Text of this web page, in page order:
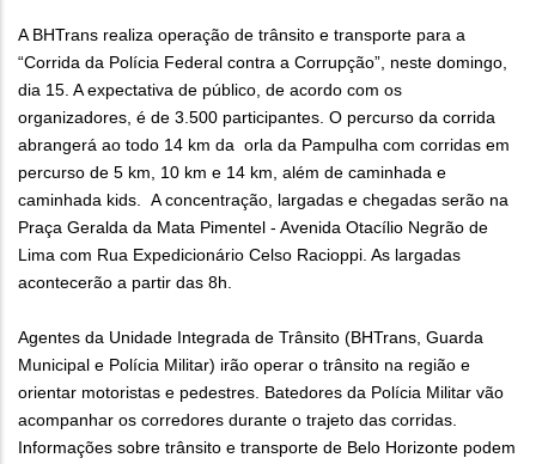
A BHTrans realiza operação de trânsito e transporte para a
“Corrida da Polícia Federal contra a Corrupção”, neste domingo,
dia 15. A expectativa de público, de acordo com os
organizadores, é de 3.500 participantes. O percurso da corrida
abrangerá ao todo 14 km da orla da Pampulha com corridas em
percurso de 5 km, 10 km e 14 km, além de caminhada e
caminhada kids. A concentração, largadas e chegadas serão na
Praça Geralda da Mata Pimentel - Avenida Otacílio Negrão de
Lima com Rua Expedicionário Celso Racioppi. As largadas
acontecerão a partir das 8h.
Agentes da Unidade Integrada de Trânsito (BHTrans, Guarda
Municipal e Polícia Militar) irão operar o trânsito na região e
orientar motoristas e pedestres. Batedores da Polícia Militar vão
acompanhar os corredores durante o trajeto das corridas.
Informações sobre trânsito e transporte de Belo Horizonte podem